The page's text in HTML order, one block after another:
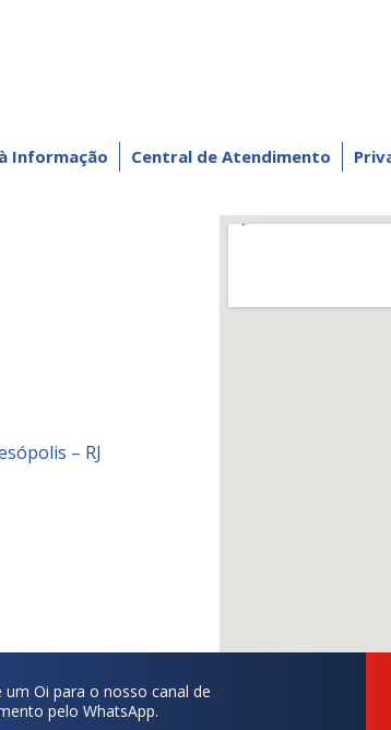
Informação Central de Atendimento
– RJ
um Oi para o nosso canal de
pelo WhatsApp.